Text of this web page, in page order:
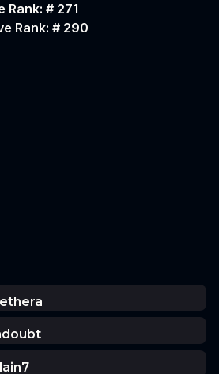
Rank: # 271
Rank: # 290